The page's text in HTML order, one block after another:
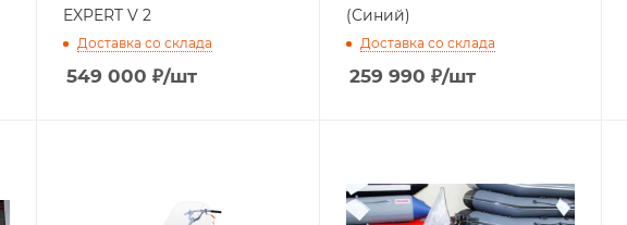
EXPERT V 2
Доставка со склада
549 000 ₽/шт
(Синий)
Доставка со склада
259 990 ₽/шт